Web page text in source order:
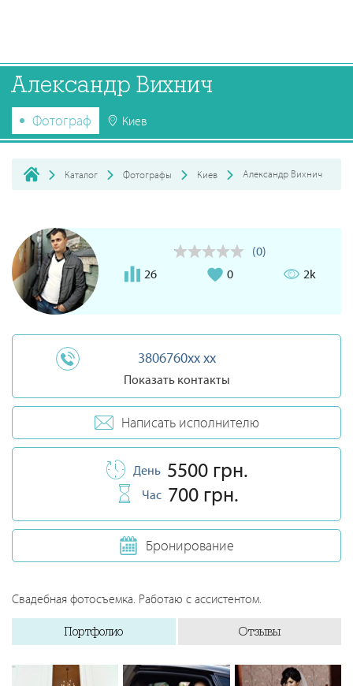
Александр Вихнич
Фотограф Киев
Каталог Фотографы Киев Александр Вихнич
(0)
26
0 2k
3806760xx xx
Показать контакты
Написать исполнителю
День 5500 грн.
Час 700 грн.
Бронирование
Свадебная фотосъемка. Работаю с ассистентом.
Портфолио Отзывы